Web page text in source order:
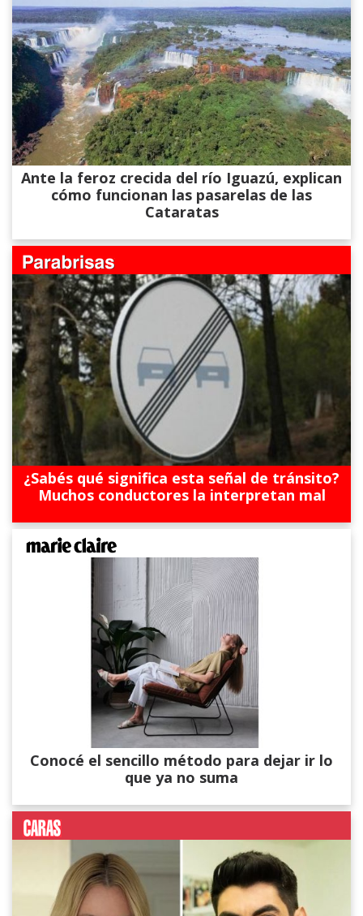
Ante la feroz crecida del río Iguazú, explican
cómo funcionan las pasarelas de las
Cataratas
¿Sabés qué significa esta señal de tránsito?
Muchos conductores la interpretan mal
Conocé el sencillo método para dejar ir lo
que ya no suma